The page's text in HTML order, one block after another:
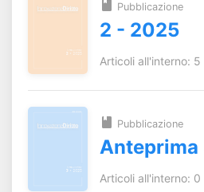
Pubblicazione
2 - 2025
Articoli all'interno: 5
Pubblicazione
Articoli all'interno: 0